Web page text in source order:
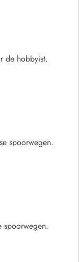
de hobbyist.
spoorwegen.
spoorwegen.